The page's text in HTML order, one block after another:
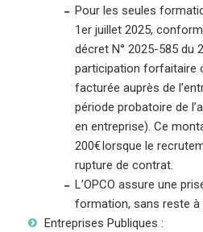
Pour les seules
1er juillet 2025,
décret N° 2025-585 du
participation forfaitaire
facturée auprès de
période probatoire de
en entreprise). Ce
200€ lorsque le
rupture de contrat.
L’OPCO assure une
formation, sans reste à
Entreprises Publiques :